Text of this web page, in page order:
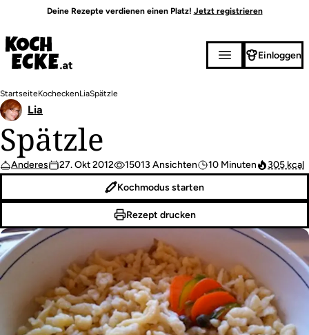
Inhalt
Deine Rezepte verdienen einen Platz! Jetzt registrieren
Einloggen
Pfadnavigation
StartseiteKocheckenLiaSpätzle
Spätzle
Anderes 27. Okt 2012 15013 Ansichten 10 Minuten 305 kcal
Lia
Kochmodus starten
Rezept drucken